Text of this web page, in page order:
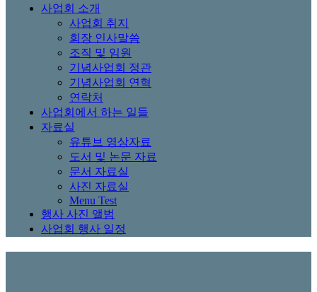
사업회 소개
사업회 취지
회장 인사말씀
조직 및 임원
기념사업회 정관
기념사업회 연혁
연락처
사업회에서 하는 일들
자료실
유튜브 영상자료
도서 및 논문 자료
문서 자료실
사진 자료실
Menu Test
행사 사진 앨범
사업회 행사 일정